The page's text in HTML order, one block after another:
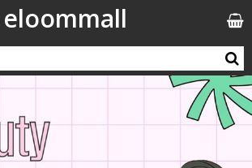
eloommall